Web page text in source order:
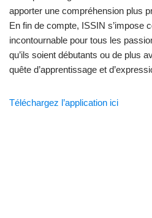
apporter une compréhension plus
En fin de compte, ISSIN s’impose
incontournable pour tous les
qu’ils soient débutants ou de plus
quête d’apprentissage et
Téléchargez l’application ici